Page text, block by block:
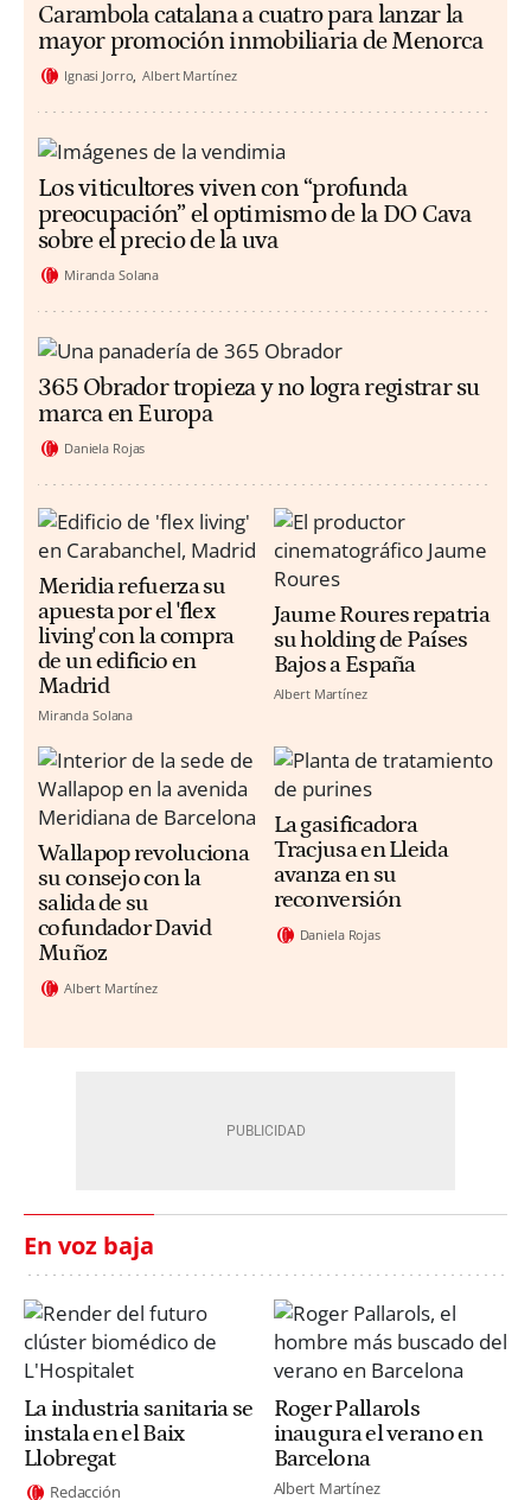
Carambola catalana a cuatro para lanzar la
mayor promoción inmobiliaria de Menorca
Ignasi Jorro Albert Martínez
Los viticultores viven con “profunda
preocupación” el optimismo de la DO Cava
sobre el precio de la uva
Miranda Solana
365 Obrador tropieza y no logra registrar su
marca en Europa
Daniela Rojas
Meridia refuerza su
apuesta por el 'flex
living' con la compra
de un edificio en
Madrid
Miranda Solana
Jaume Roures repatria
su holding de Países
Bajos a España
Albert Martínez
Wallapop revoluciona
su consejo con la
salida de su
cofundador David
Muñoz
Albert Martínez
La gasificadora
Tracjusa en Lleida
avanza en su
reconversión
Daniela Rojas
En voz baja
La industria sanitaria se
instala en el Baix
Llobregat
Redacción
Roger Pallarols
inaugura el verano en
Barcelona
Albert Martínez